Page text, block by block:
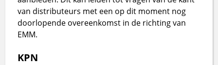
van distributeurs met een op dit moment nog
doorlopende overeenkomst in de richting van
EMM.
KPN